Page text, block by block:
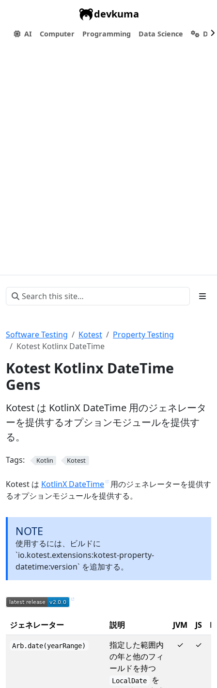
devkuma
AI Computer Programming Data Science
Software Testing Kotest
Property Testing
Kotest Kotlinx DateTime
Kotest Kotlinx DateTime
Gens
Kotest は KotlinX DateTime 用のジェネレータ
ーを提供するオプションモジュールを提供す
る。
Tags: Kotlin Kotest
Kotest は KotlinX DateTime
用のジェネレーターを提供す
るオプションモジュールを提供する。
NOTE
使用するには、ビルドに
`io.kotest.extensions:kotest-property-
datetime:version` を追加する。
ジェネレーター 説明 JVM JS
Arb.date(yearRange)
指定した範囲内
の年と他のフィ
ールドを持つ
LocalDate
を
✓ ✓